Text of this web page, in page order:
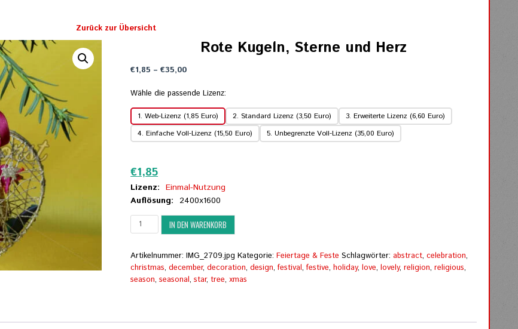
Zurück zur Übersicht
Rote Kugeln, Sterne und Herz
€1,85 –€35,00Preisspanne:
bis
€35,00
Wähle die passende Lizenz:
1. Web-Lizenz (1,85 Euro) 2. Standard Lizenz (3,50 Euro)
3. Erweiterte Lizenz (6,60 Euro)
4. Einfache Voll-Lizenz (15,50 Euro)
5. Unbegrenzte Voll-Lizenz (35,00 Euro)
€1,85
Lizenz: Einmal-Nutzung
Auflösung: 2400x1600
Rote
Kugeln,
und
Herz
Menge
IN DEN WARENKORB
Artikelnummer:IMG_2709.jpg Kategorie:Feiertage & Feste Schlagwörter:abstract,celebration,
christmas,december,decoration,design,festival,festive,holiday,love,lovely,religion,religious,
season,seasonal,star,tree,xmas